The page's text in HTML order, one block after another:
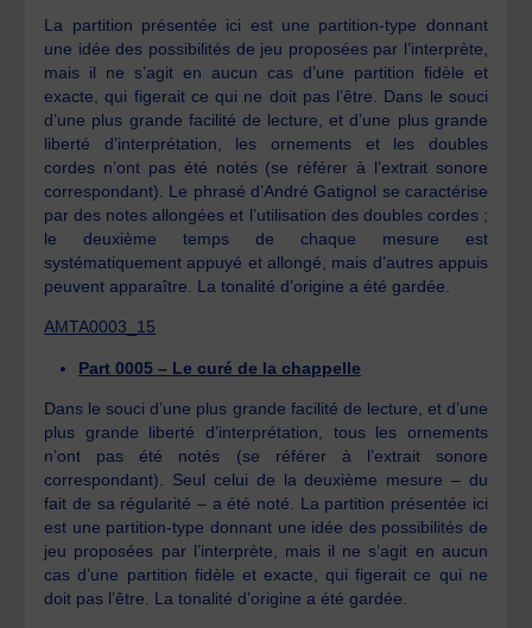
La partition présentée ici est une partition-type donnant
une idée des possibilités de jeu proposées par l’interprète,
mais il ne s’agit en aucun cas d’une partition fidèle et
exacte, qui figerait ce qui ne doit pas l’être. Dans le souci
d’une plus grande facilité de lecture, et d’une plus grande
liberté d’interprétation, les ornements et les doubles
cordes n’ont pas été notés (se référer à l’extrait sonore
correspondant). Le phrasé d’André Gatignol se caractérise
par des notes allongées et l’utilisation des doubles cordes ;
le deuxième temps de chaque mesure est
systématiquement appuyé et allongé, mais d’autres appuis
peuvent apparaître. La tonalité d’origine a été gardée.
AMTA0003_15
Part 0005 – Le curé de la chappelle
Dans le souci d’une plus grande facilité de lecture, et d’une
plus grande liberté d’interprétation, tous les ornements
n’ont pas été notés (se référer à l’extrait sonore
correspondant). Seul celui de la deuxième mesure – du
fait de sa régularité – a été noté. La partition présentée ici
est une partition-type donnant une idée des possibilités de
jeu proposées par l’interprète, mais il ne s’agit en aucun
cas d’une partition fidèle et exacte, qui figerait ce qui ne
doit pas l’être. La tonalité d’origine a été gardée.